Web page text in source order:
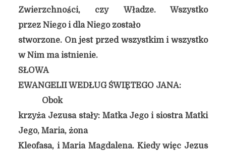
Zwierzchności, czy Władze. Wszystko
przez Niego i dla Niego zostało
stworzone. On jest przed wszystkim i wszystko
w Nim ma istnienie.
SŁOWA
EWANGELII WEDŁUG ŚWIĘTEGO JANA:
Obok
krzyża Jezusa stały: Matka Jego i siostra Matki
Jego, Maria, żona
Kleofasa, i Maria Magdalena. Kiedy więc Jezus